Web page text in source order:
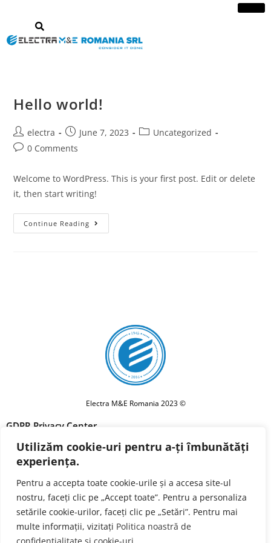
Utilizăm cookie-uri pentru a-ți îmbunătăți
experiența.
Pentru a accepta toate cookie-urile și a accesa site-ul
nostru, faceți clic pe „Accept toate”. Pentru a personaliza
setările cookie-urilor, faceți clic pe „Setări”. Pentru mai
multe informații, vizitați Politica noastră de
Hello world!
electra June 7, 2023
Uncategorized
0 Comments
Welcome to WordPress. This is your first post. Edit or delete
it, then start writing!
Continue Reading
Electra M&E Romania 2023 ©
GDPR Privacy Center
Privacy policy
Cookie Policy
Terms and conditions
Forget Me